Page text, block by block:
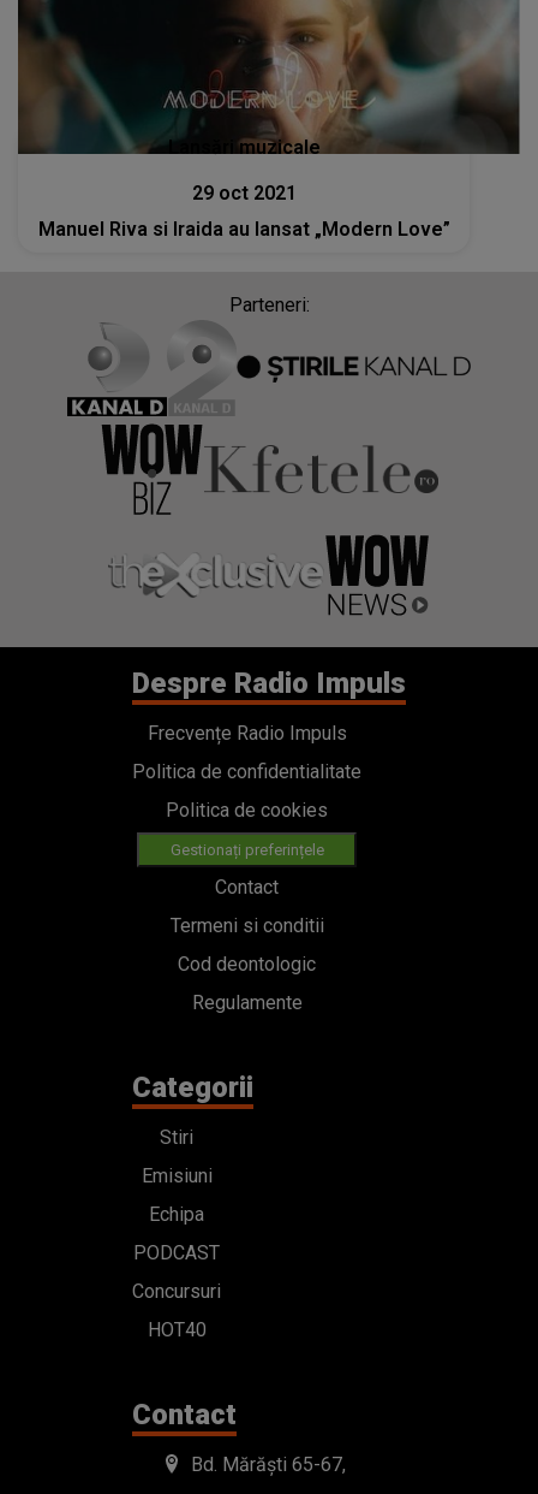
Lansări muzicale
29 oct 2021
Manuel Riva si Iraida au lansat „Modern Love”
Parteneri:
Despre Radio Impuls
Frecvențe Radio Impuls
Politica de confidentialitate
Politica de cookies
Gestionați preferințele
Contact
Termeni si conditii
Cod deontologic
Regulamente
Categorii
Stiri
Emisiuni
Echipa
PODCAST
Concursuri
HOT40
Contact
Bd. Mărăști 65-67,